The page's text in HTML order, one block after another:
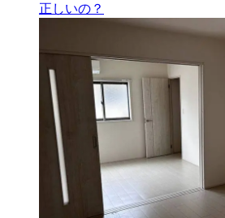
正しいの？